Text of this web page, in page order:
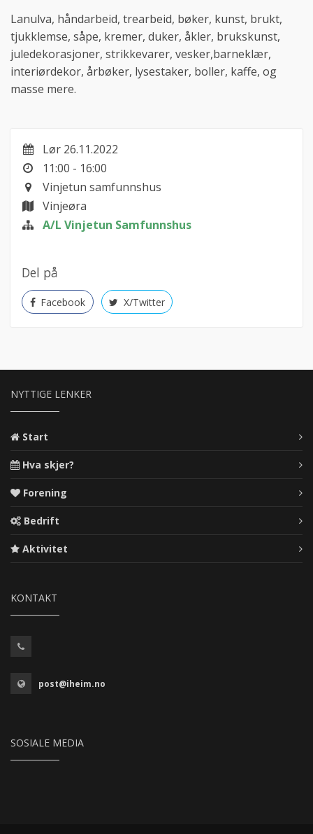
Lanulva, håndarbeid, trearbeid, bøker, kunst, brukt,
tjukklemse, såpe, kremer, duker, åkler, brukskunst,
juledekorasjoner, strikkevarer, vesker,barneklær,
interiørdekor, årbøker, lysestaker, boller, kaffe, og
masse mere.
Lør 26.11.2022
11:00 - 16:00
Vinjetun samfunnshus
Vinjeøra
A/L Vinjetun Samfunnshus
Del på
Facebook X/Twitter
NYTTIGE LENKER
Start
Hva skjer?
Forening
Bedrift
Aktivitet
KONTAKT
post@iheim.no
SOSIALE MEDIA